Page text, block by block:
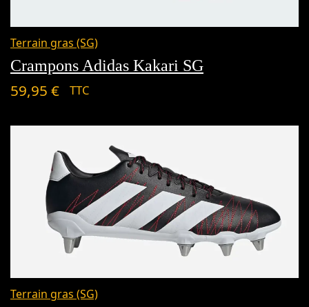
Terrain gras (SG)
Crampons Adidas Kakari SG
59,95 € TTC
Terrain gras (SG)